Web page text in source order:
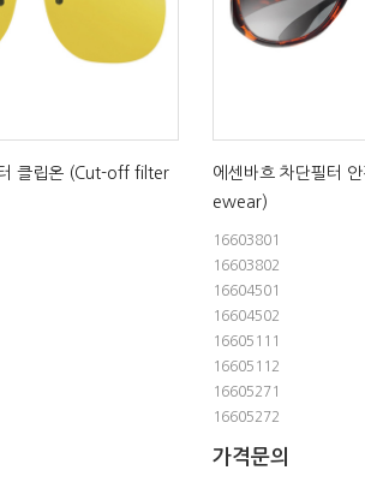
클립온 (Cut-off filter
에센바흐 차단필터
ewear)
16603801
16603802
16604501
16604502
16605111
16605112
16605271
16605272
가격문의